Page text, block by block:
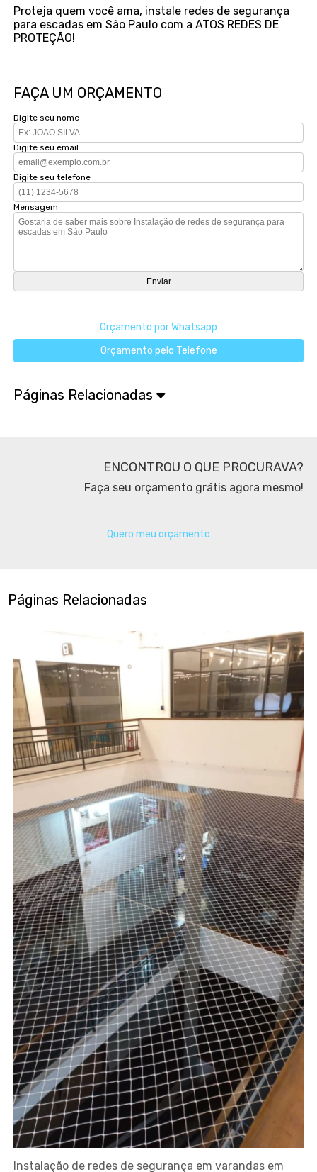
Proteja quem você ama, instale redes de segurança
para escadas em São Paulo com a ATOS REDES DE
PROTEÇÃO!
FAÇA UM ORÇAMENTO
Digite seu nome
Digite seu email
Digite seu telefone
Mensagem
Orçamento por Whatsapp
Orçamento pelo Telefone
Páginas Relacionadas
ENCONTROU O QUE PROCURAVA?
Faça seu orçamento grátis agora mesmo!
Quero meu orçamento
Páginas Relacionadas
Instalação de redes de segurança em varandas em